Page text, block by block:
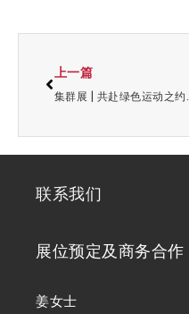
上一篇
集群展 | 共赴绿色运
联系我们
展位预定及商务合作
姜女士